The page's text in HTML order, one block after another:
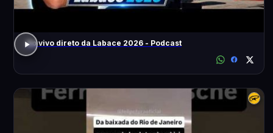
Ao vivo direto da Labace 2026 - Podcast